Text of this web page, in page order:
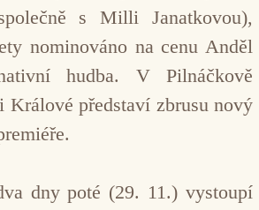
s Milli Janatkovou),
nominováno na cenu Anděl
hudba. V Pilnáčkově
Králové představí zbrusu nový
dny poté (29. 11.) vystoupí